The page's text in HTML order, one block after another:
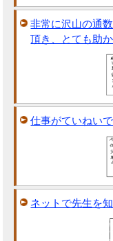
非常に沢山の通
頂き、とても助
仕事がていねい
ネットで先生を